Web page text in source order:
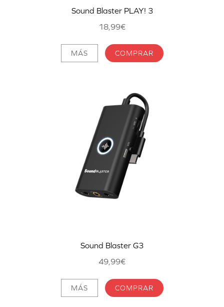
Sound Blaster PLAY! 3
18,99€
MÁS COMPRAR
Sound Blaster G3
49,99€
MÁS COMPRAR